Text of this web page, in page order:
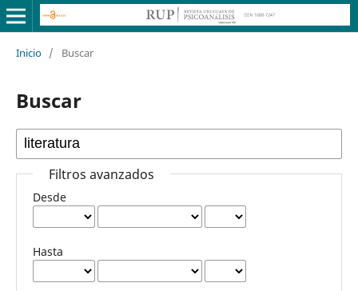
Inicio / Buscar
Buscar
Filtros avanzados
Desde
Hasta